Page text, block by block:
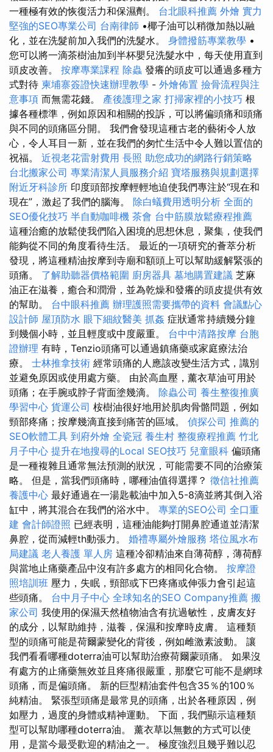
一種極有效的恢復活力和保濕劑。 台北眼科推薦 外燴 實力
堅強的SEO專業公司 台南律師 •椰子油可以稍微加熱以融
化，並在洗髮前加入我們的洗髮水。 身體撥筋專業教學 •
您可以將一滴茶樹油加到半杯嬰兒洗髮水中，每天使用直到
頭皮改善。 按摩專業課程 除蟲 發癢的頭皮可以通過多種方
式對待 柬埔寨簽證快速辦理教學 - 外燴佈置 撿骨流程與注
意事項 而無需花錢。 產後護理之家 打掃家裡的小技巧 根
據各種標準，例如原因和相關的投訴，可以將偏頭痛和頭痛
與不同的頭痛區分開。 我們會發現這種古老的藝術令人放
心，令人耳目一新，並在我們的匆忙生活中令人難以置信的
祝福。 近視老花雷射費用 長照 助您成功的網路行銷策略
台北搬家公司 專業清潔人員服務介紹 寶塔服務與規劃選擇
附近牙科診所 印度頭部按摩輕輕地迫使我們專注於“現在和
現在”，激起了我們的腦海。 除白蟻費用透明分析 全面的
SEO優化技巧 半自動咖啡機 茶會 台中筋膜放鬆療程推薦
這種治癒的放鬆使我們陷入困境的思想休息，聚集，使我們
能夠從不同的角度看待生活。 最近的一項研究的薈萃分析
發現，將這種精油按摩到寺廟和額頭上可以幫助緩解緊張的
頭痛。 了解助聽器價格範圍 廚房器具 墓地購置建議 芝麻
油正在滋養，癒合和潤滑，並為乾燥和發癢的頭皮提供有效
的幫助。 台中眼科推薦 辦理護照需要攜帶的資料 會議點心
設計師 屋頂防水 眼下細紋醫美 抓姦 症狀通常持續幾分鐘
到幾個小時，並且輕度或中度嚴重。 台中中清路按摩 台胞
證辦理 有時，Tenzio頭痛可以通過鎮痛藥或家庭療法治
療。 士林推拿技術 經常頭痛的人應該改變生活方式，識別
並避免原因或使用處方藥。 由於高血壓，薰衣草油可用於
頭痛；在手腕或脖子背面塗幾滴。 除蟲公司 養生整復推廣
學習中心 貨運公司 桉樹油很好地用於肌肉骨骼問題，例如
頸部疼痛；按摩幾滴直接到痛苦的區域。 偵探公司 推薦的
SEO軟體工具 到府外燴 全瓷冠 養生村 整復療程推薦 竹北
月子中心 提升在地搜尋的Local SEO技巧 兒童眼科 偏頭痛
是一種複雜且通常無法預測的狀況，可能需要不同的治療策
略。 但是，當我們頭痛時，哪種油值得選擇？ 徵信社推薦
養護中心 最好通過在一湯匙載油中加入5-8滴並將其倒入浴
缸中，將其混合在我們的浴水中。 專業的SEO公司 全口重
建 會計師證照 已經表明，這種油能夠打開鼻腔通道並清潔
鼻腔，從而減輕th動張力。 婚禮專屬外燴服務 塔位風水布
局建議 老人養護 單人房 這種冷卻精油來自薄荷醇，薄荷醇
與當地止痛藥產品中沒有許多處方的相同化合物。 按摩證
照培訓班 壓力，失眠，頸部或下巴疼痛或伸張力會引起這
些頭痛。 台中月子中心 全球知名的SEO Company推薦 搬
家公司 我使用的保濕天然植物油含有抗過敏性，皮膚友好
的成分，以幫助維持，滋養，保濕和按摩時皮膚。 這種類
型的頭痛可能是荷爾蒙變化的背後，例如雌激素波動。 讓
我們看看哪種doterra油可以幫助治療荷爾蒙頭痛。 如果沒
有處方的止痛藥無效並且疼痛很嚴重，那麼它可能不是網球
頭痛，而是偏頭痛。 新的巨型精油套件包含35％的100％
純精油。 緊張型頭痛是最常見的頭痛，出於各種原因，例
如壓力，過度的身體或精神運動。 下面，我們顯示這種類
型可以幫助哪種doterra油。 薰衣草以無數的方式可以使
用，是當今最受歡迎的精油之一。 極度強烈且幾乎難以忍